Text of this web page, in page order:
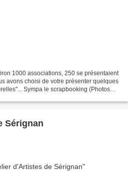
1000 associations, 250 se présentaient
avons choisi de votre présenter quelques
Sympa le scrapbooking (Photos
Sérignan